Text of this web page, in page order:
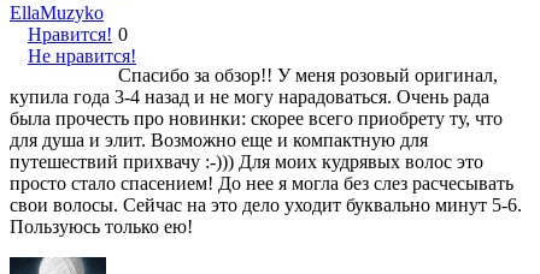
EllaMuzyko
Нравится!
Не нравится!
0
Спасибо за обзор!! У меня розовый оригинал,
купила года 3-4 назад и не могу нарадоваться. Очень рада
была прочесть про новинки: скорее всего приобрету ту, что
для душа и элит. Возможно еще и компактную для
путешествий прихвачу :-))) Для моих кудрявых волос это
просто стало спасением! До нее я могла без слез расчесывать
свои волосы. Сейчас на это дело уходит буквально минут 5-6.
Пользуюсь только ею!